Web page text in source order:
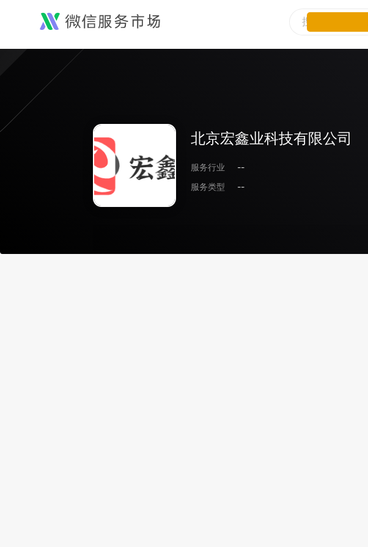
北京宏鑫业科技有限公司
服务行业
--
服务类型
--